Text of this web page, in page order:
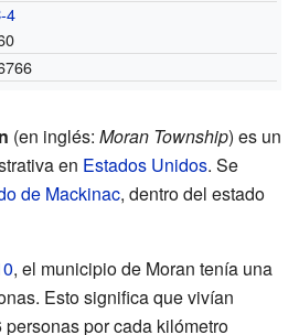
4
(en inglés: Moran Township) es un
en Estados Unidos. Se
de Mackinac, dentro del estado
, el municipio de Moran tenía una
Esto significa que vivían
por cada kilómetro